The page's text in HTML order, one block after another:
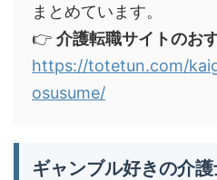
まとめています。
👉 介護転職サイトのお
https://totetun.com/
osusume/
ギャンブル好きの介